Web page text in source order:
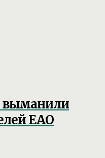
выманили
ЕАО